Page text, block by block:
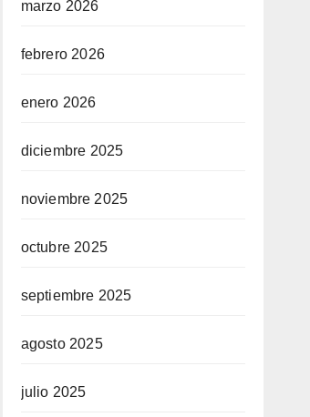
marzo 2026
febrero 2026
enero 2026
diciembre 2025
noviembre 2025
octubre 2025
septiembre 2025
agosto 2025
julio 2025